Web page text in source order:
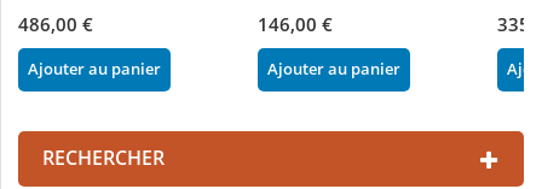
486,00 €
Ajouter au panier
146,00 €
Ajouter au panier
RECHERCHER